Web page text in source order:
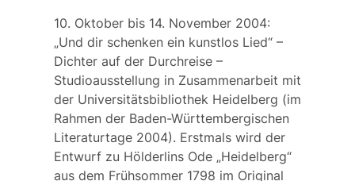
10. Oktober bis 14. November 2004:
„Und dir schenken ein kunstlos Lied“ –
Dichter auf der Durchreise–
Studioausstellung in Zusammenarbeit mit
der Universitätsbibliothek Heidelberg (im
Rahmen der Baden-Württembergischen
Literaturtage 2004). Erstmals wird der
Entwurf zu Hölderlins Ode „Heidelberg“
aus dem Frühsommer 1798 im Original